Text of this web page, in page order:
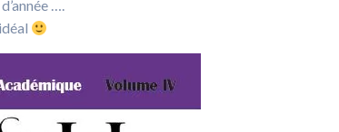
….